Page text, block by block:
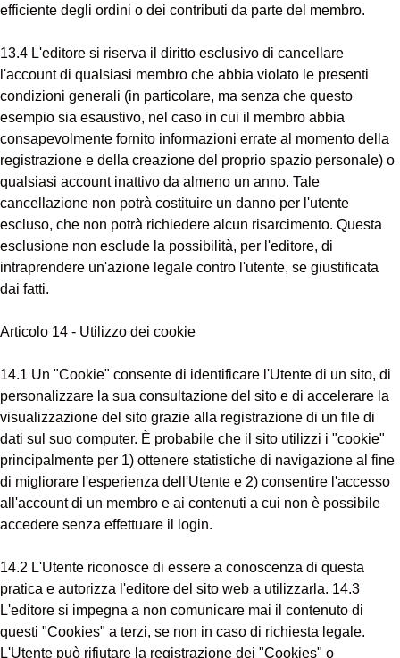
efficiente degli ordini o dei contributi da parte del membro.
13.4 L'editore si riserva il diritto esclusivo di cancellare
l'account di qualsiasi membro che abbia violato le presenti
condizioni generali (in particolare, ma senza che questo
esempio sia esaustivo, nel caso in cui il membro abbia
consapevolmente fornito informazioni errate al momento della
registrazione e della creazione del proprio spazio personale) o
qualsiasi account inattivo da almeno un anno. Tale
cancellazione non potrà costituire un danno per l'utente
escluso, che non potrà richiedere alcun risarcimento. Questa
esclusione non esclude la possibilità, per l'editore, di
intraprendere un'azione legale contro l'utente, se giustificata
dai fatti.
Articolo 14 - Utilizzo dei cookie
14.1 Un "Cookie" consente di identificare l'Utente di un sito, di
personalizzare la sua consultazione del sito e di accelerare la
visualizzazione del sito grazie alla registrazione di un file di
dati sul suo computer. È probabile che il sito utilizzi i "cookie"
principalmente per 1) ottenere statistiche di navigazione al fine
di migliorare l'esperienza dell'Utente e 2) consentire l'accesso
all'account di un membro e ai contenuti a cui non è possibile
accedere senza effettuare il login.
14.2 L'Utente riconosce di essere a conoscenza di questa
pratica e autorizza l'editore del sito web a utilizzarla. 14.3
L'editore si impegna a non comunicare mai il contenuto di
questi "Cookies" a terzi, se non in caso di richiesta legale.
L'Utente può rifiutare la registrazione dei "Cookies" o